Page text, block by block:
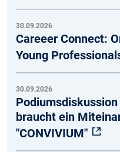
30.09.2026
Careeer Connect:
Young
30.09.2026
braucht ein
"CONVIVIUM"